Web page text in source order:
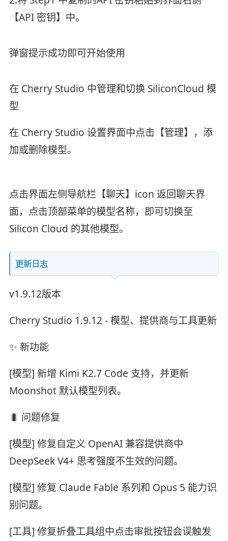
【API 密钥】中。
弹窗提示成功即可开始使用
在 Cherry Studio 中管理和切换 SiliconCloud 模
型
在 Cherry Studio 设置界面中点击【管理】，添
加或删除模型。
点击界面左侧导航栏【聊天】icon 返回聊天界
面，点击顶部菜单的模型名称，即可切换至
Silicon Cloud 的其他模型。
更新日志
v1.9.12版本
Cherry Studio 1.9.12 - 模型、提供商与工具更新
✨ 新功能
[模型] 新增 Kimi K2.7 Code 支持，并更新
Moonshot 默认模型列表。
🐛 问题修复
[模型] 修复自定义 OpenAI 兼容提供商中
DeepSeek V4+ 思考强度不生效的问题。
[模型] 修复 Claude Fable 系列和 Opus 5 能力识
别问题。
[工具] 修复折叠工具组中点击审批按钮会误触发